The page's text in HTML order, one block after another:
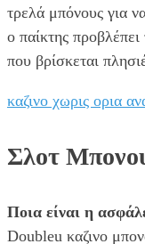
τρελά μπόνους για
ο παίκτης
που βρίσκεται
καζινο χωρις ορια
Σλοτ
Ποια είναι η
Doubleu καζινο